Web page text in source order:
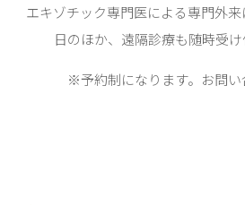
エキゾチック専門医による専門外
日のほか、遠隔診療も随時受け
※予約制になります。お問い